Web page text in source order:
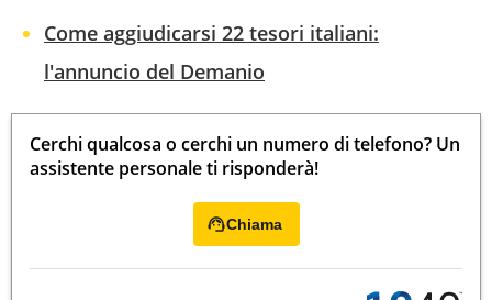
Come aggiudicarsi 22 tesori italiani:
l'annuncio del Demanio
Cerchi qualcosa o cerchi un numero di telefono? Un
assistente personale ti risponderà!
Chiama